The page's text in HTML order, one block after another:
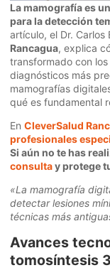
La mamografía es
para la detección
artículo, el Dr.
Rancagua, explica
transformado con
diagnósticos más
mamografías
qué es fundamental
En CleverSalud
profesionales
Si aún no te has
consultay protege
«La mamografía
detectar lesiones
técnicas más
Avances
tomosíntesis